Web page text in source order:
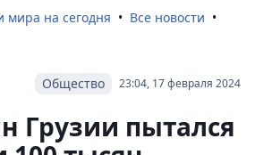
мира на сегодня
Все новости
23:04, 17 февраля 2024
Общество
Грузии пытался